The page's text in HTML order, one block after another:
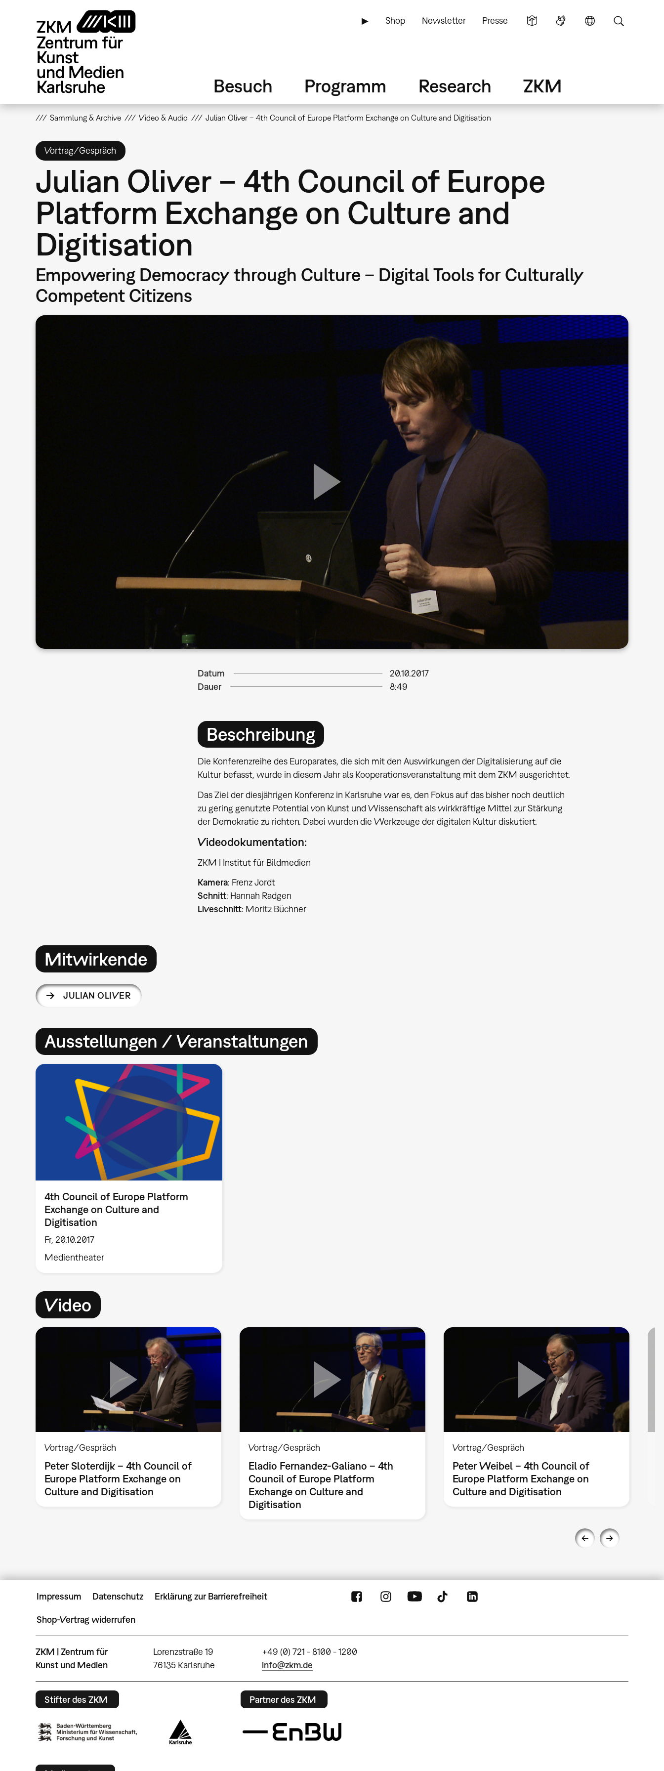
▶ Shop Newsletter Presse
Besuch Programm Research ZKM
Sammlung & Archive Video & Audio Julian Oliver – 4th Council of Europe Platform Exchange on Culture and Digitisation
Vortrag/Gespräch
Julian Oliver – 4th Council of Europe
Platform Exchange on Culture and
Digitisation
Empowering Democracy through Culture – Digital Tools for Culturally
Competent Citizens
Datum
20.10.2017
Dauer
8:49
Beschreibung
Die Konferenzreihe des Europarates, die sich mit den Auswirkungen der Digitalisierung auf die
Kultur befasst, wurde in diesem Jahr als Kooperationsveranstaltung mit dem ZKM ausgerichtet.
Das Ziel der diesjährigen Konferenz in Karlsruhe war es, den Fokus auf das bisher noch deutlich
zu gering genutzte Potential von Kunst und Wissenschaft als wirkkräftige Mittel zur Stärkung
der Demokratie zu richten. Dabei wurden die Werkzeuge der digitalen Kultur diskutiert.
Videodokumentation:
ZKM | Institut für Bildmedien
Kamera: Frenz Jordt
Schnitt: Hannah Radgen
Liveschnitt: Moritz Büchner
Mitwirkende
JULIAN OLIVER
Ausstellungen / Veranstaltungen
4th Council of Europe Platform
Exchange on Culture and
Digitisation
Fr, 20.10.2017
Medientheater
Video
Vortrag/Gespräch
Peter Sloterdijk – 4th Council of
Europe Platform Exchange on
Culture and Digitisation
Vortrag/Gespräch
Eladio Fernandez-Galiano – 4th
Council of Europe Platform
Exchange on Culture and
Digitisation
Vortrag/Gespräch
Peter Weibel – 4th Council of
Europe Platform Exchange on
Culture and Digitisation
Impressum Datenschutz Erklärung zur Barrierefreiheit
Shop-Vertrag widerrufen
ZKM | Zentrum für
Kunst und Medien
Lorenzstraße 19
76135 Karlsruhe
+49 (0) 721 - 8100 - 1200
info@zkm.de
Stifter des ZKM Partner des ZKM